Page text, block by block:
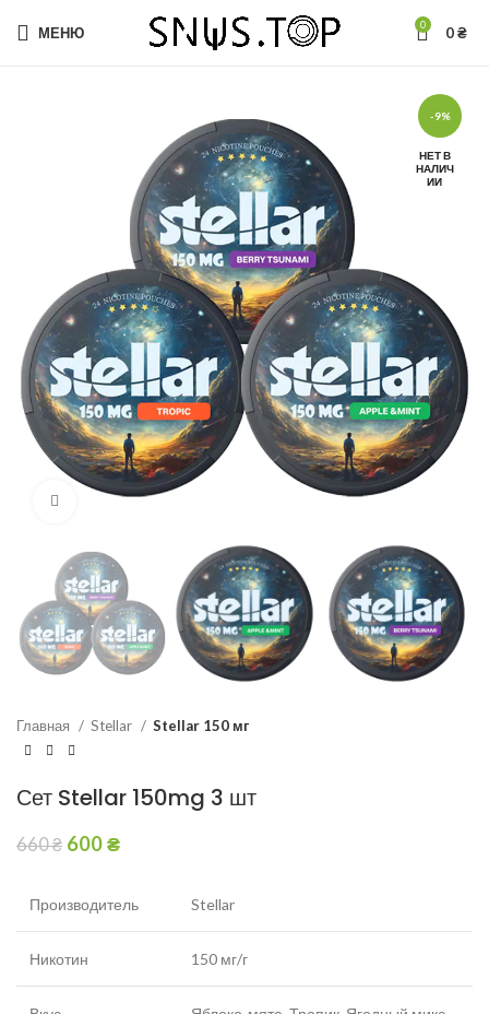
МЕНЮ 0 0₴
-9%
НЕТ В
НАЛИЧ
ИИ
Увеличить
Главная Stellar Stellar 150 мг
Сет Stellar 150mg 3 шт
660₴ 600₴
Производитель Stellar
Никотин 150 мг/г